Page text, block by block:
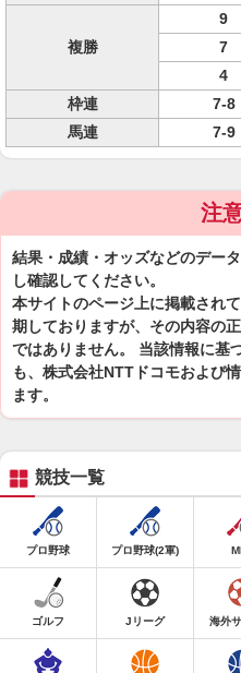
複勝
9
7
4
枠連
7-8
馬連
7-9
注
結果・成績・オッズなどのデー
し確認してください。
本サイトのページ上に掲載され
期しておりますが、その内容の
ではありません。 当該情報に基
も、株式会社NTTドコモおよび
ます。
競技一覧
プロ野球 プロ野球(2軍)
ゴルフ Jリーグ 海外